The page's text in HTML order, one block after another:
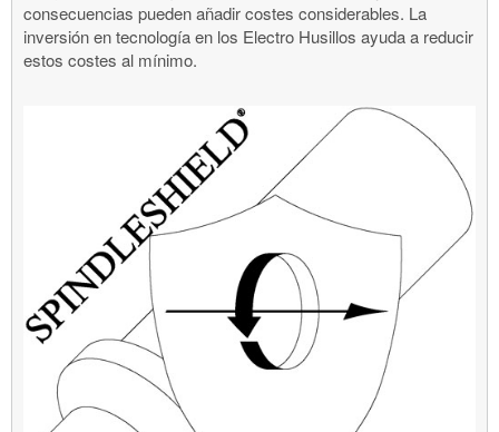
consecuencias pueden añadir costes considerables. La
inversión en tecnología en los Electro Husillos ayuda a reducir
estos costes al mínimo.